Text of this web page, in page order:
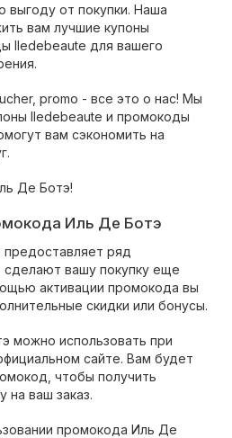
выгоду от покупки. Наша
вам лучшие купоны
Iledebeaute для вашего
promo - все это о нас! Мы
Iledebeaute и промокоды
вам сэкономить на
Де Ботэ!
Иль Де Ботэ
ряд
вашу покупку еще
активации промокода вы
скидки или бонусы.
можно использовать при
сайте. Вам будет
чтобы получить
на ваш заказ.
промокода Иль Де